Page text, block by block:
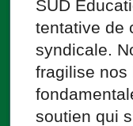
SUD
tentative de
syndicale.
fragilise nos
soutien qui